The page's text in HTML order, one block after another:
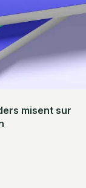
misent sur